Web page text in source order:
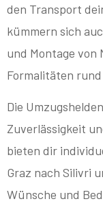
den Transport
kümmern sich
und Montage von
Formalitäten
Die
Zuverlässigkeit
bieten dir
Graz nach Silivri
Wünsche und